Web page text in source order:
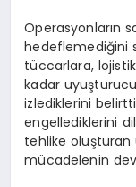
Operasyonların
hedeflemediğini
tüccarlara,
kadar
izlediklerini
engellediklerini
tehlike oluşturan
mücadelenin